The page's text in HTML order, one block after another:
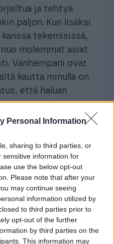
Personal Information
sharing to third parties, or
sensitive information for
use the below opt-out
Please note that after your
may continue seeing
information utilized by
to third parties prior to
opt-out of the further
by third parties on the
This information may
ja tehtyä
paljon. Kun lisäksi
tekemisissä,
molemmat asiat
Vanhempani ovat
kautta minulla on
että haluan
Yrittäjyyteen
vapaus sekä työn
päivä on erilainen,
eri ihmisten